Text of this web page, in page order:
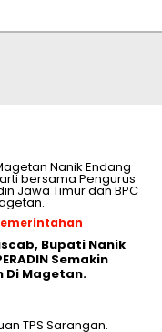
Bupati Nanik
Semakin
Di Magetan.